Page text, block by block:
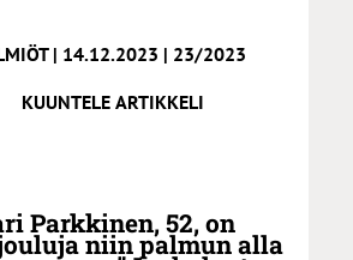
| 14.12.2023 | 23/2023
KUUNTELE ARTIKKELI
Parkkinen, 52, on
niin palmun alla